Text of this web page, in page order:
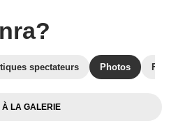
spectateurs Photos
À LA GALERIE